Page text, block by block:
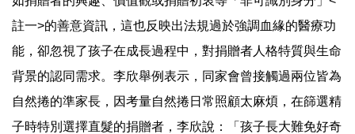
註一>的善意資訊，這也反映出法規過於強調血緣的醫療功
能，卻忽視了孩子在成長過程中，對捐贈者人格特質與生命
背景的認同需求。李欣舉例表示，同家會曾接觸過兩位皆為
自然捲的準家長，因考量自然捲日常照顧太麻煩，在篩選精
子時特別選擇直髮的捐贈者，李欣說：「孩子長大難免好奇